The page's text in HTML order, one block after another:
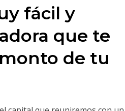
fácil y
que te
de tu